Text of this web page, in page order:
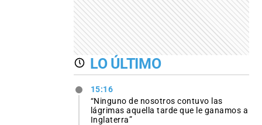
LO ÚLTIMO
15:16
“Ninguno de nosotros contuvo las
lágrimas aquella tarde que le ganamos a
Inglaterra”